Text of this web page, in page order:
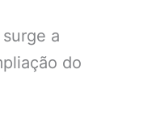
a
do